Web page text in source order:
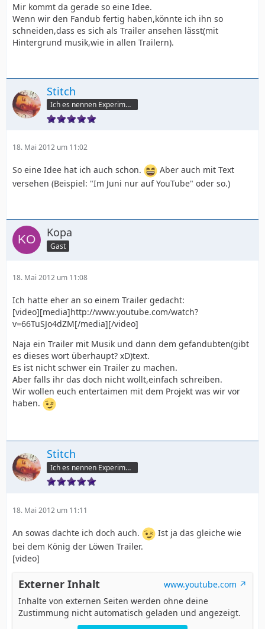
Mir kommt da gerade so eine Idee.
Wenn wir den Fandub fertig haben,könnte ich ihn so
schneiden,dass es sich als Trailer ansehen lässt(mit
Hintergrund musik,wie in allen Trailern).
Stitch
Ich es nennen Experiment 6-2-6
18. Mai 2012 um 11:02
So eine Idee hat ich auch schon.
Aber auch mit Text
versehen (Beispiel: "Im Juni nur auf YouTube" oder so.)
Kopa
Gast
18. Mai 2012 um 11:08
Ich hatte eher an so einem Trailer gedacht:
[video][media]http://www.youtube.com/watch?
v=66TuSJo4dZM[/media][/video]
Naja ein Trailer mit Musik und dann dem gefandubten(gibt
es dieses wort überhaupt? xD)text.
Es ist nicht schwer ein Trailer zu machen.
Aber falls ihr das doch nicht wollt,einfach schreiben.
Wir wollen euch entertaimen mit dem Projekt was wir vor
haben.
Stitch
Ich es nennen Experiment 6-2-6
18. Mai 2012 um 11:11
An sowas dachte ich doch auch.
Ist ja das gleiche wie
bei dem König der Löwen Trailer.
[video]
Externer Inhalt
www.youtube.com
Inhalte von externen Seiten werden ohne deine
Zustimmung nicht automatisch geladen und angezeigt.